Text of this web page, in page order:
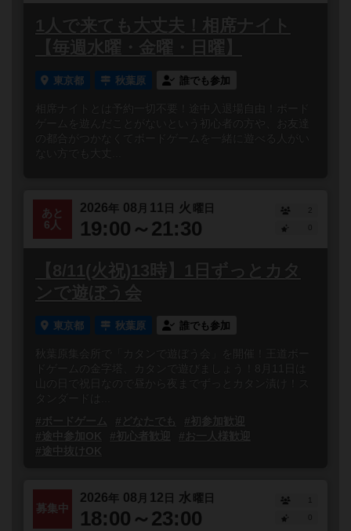
1人で来ても大丈夫！相席ナイト
【毎週水曜・金曜・日曜】
東京都 秋葉原 誰でも参加
相席ナイトとは予約一切不要！途中入退場自由！ボード
ゲームを遊んだことがないという初心者の方や、お友達
の都合がつかなくてボードゲームを一緒に遊べる人がい
ない方でも大丈...
あと
6人
2026年 08 月 11 日 火 曜日
19:00～21:30
2
【8/11(火祝)13時】1日ずっとカタ
ンで遊ぼう会
東京都 秋葉原 誰でも参加
秋葉原集会所で「カタンで遊ぼう会」を開催！王道ボー
ドゲームの金字塔、カタンで遊びましょう！8月11日は
山の日で祝日なので昼から夜までずっとカタン漬け！ス
#ボードゲーム
#どなたでも
#初参加歓迎
#途中参加OK
#初心者歓迎
#お一人様歓迎
#途中抜けOK
募集中
2026年 08 月 12 日 水 曜日
18:00～23:00
1